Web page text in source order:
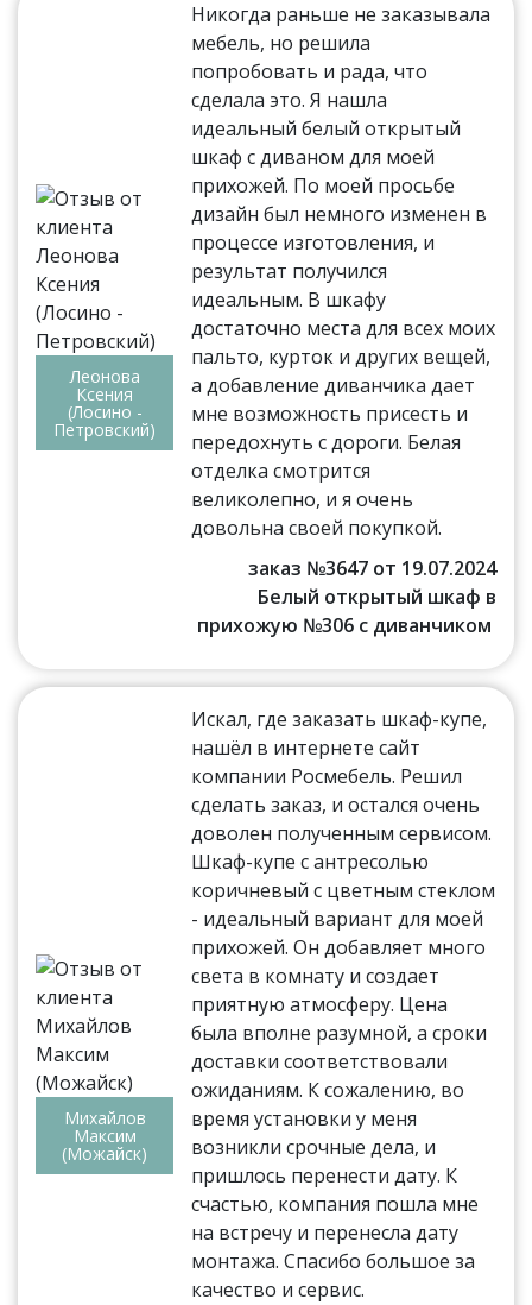
Леонова
Ксения
(Лосино -
Петровский)
Никогда раньше не заказывала
мебель, но решила
попробовать и рада, что
сделала это. Я нашла
идеальный белый открытый
шкаф с диваном для моей
прихожей. По моей просьбе
дизайн был немного изменен в
процессе изготовления, и
результат получился
идеальным. В шкафу
достаточно места для всех моих
пальто, курток и других вещей,
а добавление диванчика дает
мне возможность присесть и
передохнуть с дороги. Белая
отделка смотрится
великолепно, и я очень
довольна своей покупкой.
заказ №3647 от 19.07.2024
Белый открытый шкаф в
прихожую №306 с диванчиком
Михайлов
Максим
(Можайск)
Искал, где заказать шкаф-купе,
нашёл в интернете сайт
компании Росмебель. Решил
сделать заказ, и остался очень
доволен полученным сервисом.
Шкаф-купе с антресолью
коричневый с цветным стеклом
- идеальный вариант для моей
прихожей. Он добавляет много
света в комнату и создает
приятную атмосферу. Цена
была вполне разумной, а сроки
доставки соответствовали
ожиданиям. К сожалению, во
время установки у меня
возникли срочные дела, и
пришлось перенести дату. К
счастью, компания пошла мне
на встречу и перенесла дату
монтажа. Спасибо большое за
качество и сервис.